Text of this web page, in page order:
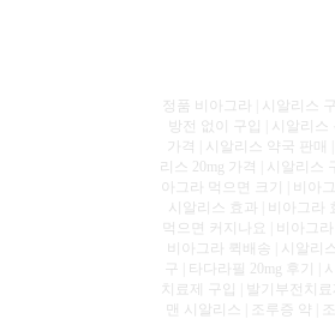
정품 비아그라 | 시알리스
방전 없이 구입 | 시알리
가격 | 시알리스 약국 판매
리스 20mg 가격 | 시알리스
아그라 먹으면 크기 | 비아
시알리스 효과 | 비아그라
먹으면 커지나요 | 비아그
비아그라 퀵배송 | 시알리
구 | 타다라필 20mg 후기 |
치료제 구입 | 발기부전치
맨 시알리스 | 조루증 약 |